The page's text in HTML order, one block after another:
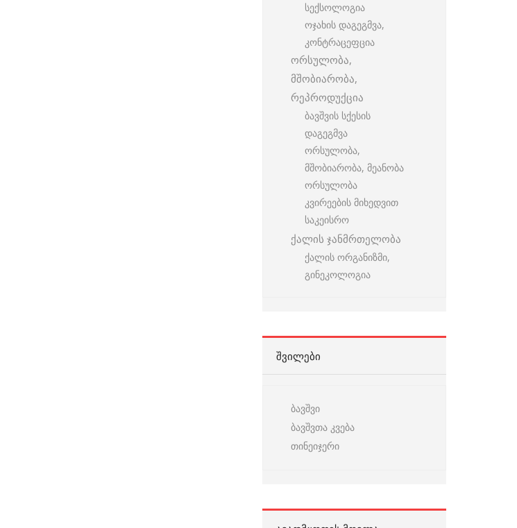
სექსოლოგია
ოჯახის დაგეგმვა,
კონტრაცეფცია
ორსულობა,
მშობიარობა,
რეპროდუქცია
ბავშვის სქესის
დაგეგმვა
ორსულობა,
მშობიარობა, მეანობა
ორსულობა
კვირეების მიხედვით
საკეისრო
ქალის ჯანმრთელობა
ქალის ორგანიზმი,
გინეკოლოგია
ᲨᲕᲘᲚᲔᲑᲘ
ბავშვი
ბავშვთა კვება
თინეიჯერი